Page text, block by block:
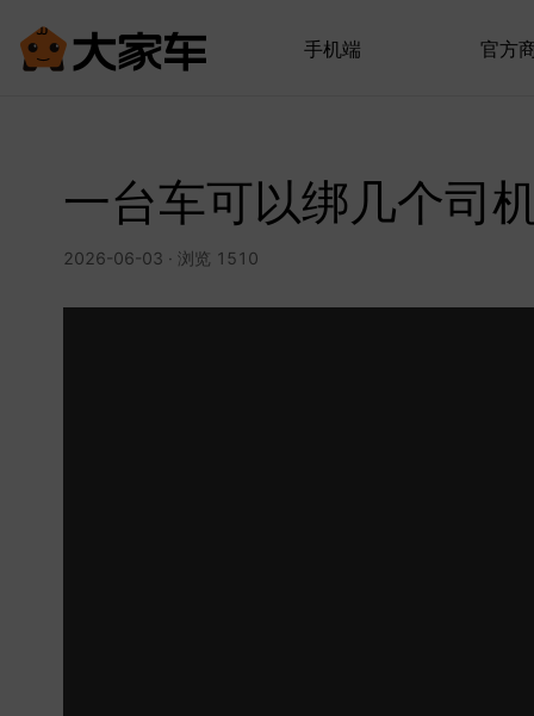
手机端 官方
一台车可以绑几个司
2026-06-03 · 浏览 1510